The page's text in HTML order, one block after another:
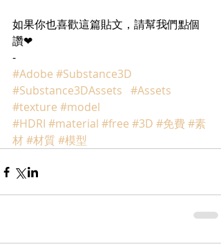
如果你也喜歡這篇貼文，請幫我們點個
讚❤
-
#Adobe #Substance3D
#Substance3DAssets #Assets
#texture #model
#HDRI #material #free #3D #免費 #素
材#材質#模型